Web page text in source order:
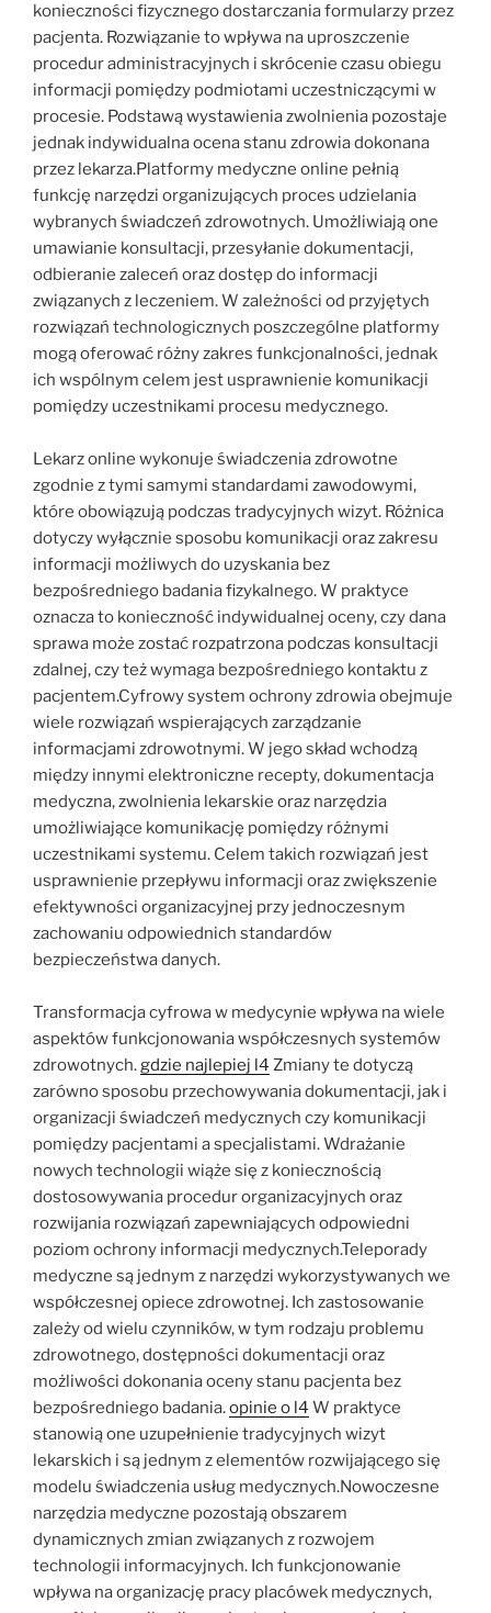
konieczności fizycznego dostarczania formularzy przez
pacjenta. Rozwiązanie to wpływa na uproszczenie
procedur administracyjnych i skrócenie czasu obiegu
informacji pomiędzy podmiotami uczestniczącymi w
procesie. Podstawą wystawienia zwolnienia pozostaje
jednak indywidualna ocena stanu zdrowia dokonana
przez lekarza.Platformy medyczne online pełnią
funkcję narzędzi organizujących proces udzielania
wybranych świadczeń zdrowotnych. Umożliwiają one
umawianie konsultacji, przesyłanie dokumentacji,
odbieranie zaleceń oraz dostęp do informacji
związanych z leczeniem. W zależności od przyjętych
rozwiązań technologicznych poszczególne platformy
mogą oferować różny zakres funkcjonalności, jednak
ich wspólnym celem jest usprawnienie komunikacji
pomiędzy uczestnikami procesu medycznego.
Lekarz online wykonuje świadczenia zdrowotne
zgodnie z tymi samymi standardami zawodowymi,
które obowiązują podczas tradycyjnych wizyt. Różnica
dotyczy wyłącznie sposobu komunikacji oraz zakresu
informacji możliwych do uzyskania bez
bezpośredniego badania fizykalnego. W praktyce
oznacza to konieczność indywidualnej oceny, czy dana
sprawa może zostać rozpatrzona podczas konsultacji
zdalnej, czy też wymaga bezpośredniego kontaktu z
pacjentem.Cyfrowy system ochrony zdrowia obejmuje
wiele rozwiązań wspierających zarządzanie
informacjami zdrowotnymi. W jego skład wchodzą
między innymi elektroniczne recepty, dokumentacja
medyczna, zwolnienia lekarskie oraz narzędzia
umożliwiające komunikację pomiędzy różnymi
uczestnikami systemu. Celem takich rozwiązań jest
usprawnienie przepływu informacji oraz zwiększenie
efektywności organizacyjnej przy jednoczesnym
zachowaniu odpowiednich standardów
bezpieczeństwa danych.
Transformacja cyfrowa w medycynie wpływa na wiele
aspektów funkcjonowania współczesnych systemów
zdrowotnych.gdzie najlepiej l4 Zmiany te dotyczą
zarówno sposobu przechowywania dokumentacji, jak i
organizacji świadczeń medycznych czy komunikacji
pomiędzy pacjentami a specjalistami. Wdrażanie
nowych technologii wiąże się z koniecznością
dostosowywania procedur organizacyjnych oraz
rozwijania rozwiązań zapewniających odpowiedni
poziom ochrony informacji medycznych.Teleporady
medyczne są jednym z narzędzi wykorzystywanych we
współczesnej opiece zdrowotnej. Ich zastosowanie
zależy od wielu czynników, w tym rodzaju problemu
zdrowotnego, dostępności dokumentacji oraz
możliwości dokonania oceny stanu pacjenta bez
bezpośredniego badania.opinie o l4 W praktyce
stanowią one uzupełnienie tradycyjnych wizyt
lekarskich i są jednym z elementów rozwijającego się
modelu świadczenia usług medycznych.Nowoczesne
narzędzia medyczne pozostają obszarem
dynamicznych zmian związanych z rozwojem
technologii informacyjnych. Ich funkcjonowanie
wpływa na organizację pracy placówek medycznych,